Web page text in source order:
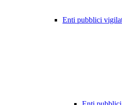
Enti pubblici